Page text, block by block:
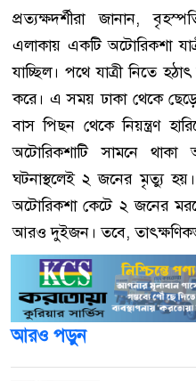
প্রত্যক্ষদর্শীরা জানান,
এলাকায় একটি অটোরিকশা
যাচ্ছিল। পথে যাত্রী নিতে
করে। এ সময় ঢাকা থেকে
বাস পিছন থেকে নিয়ন্ত্রণ
অটোরিকশাটি সামনে
ঘটনাস্থলেই ২ জনের মৃত্যু
অটোরিকশা কেটে ২ জনের
আরও দুইজন। তবে,
আরও পড়ুন